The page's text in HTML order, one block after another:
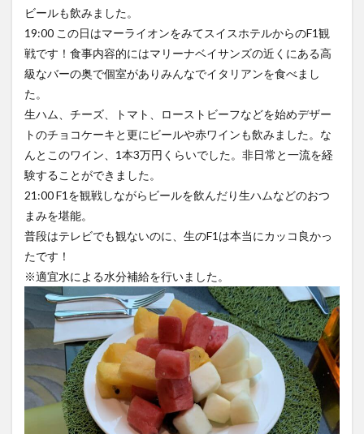
ビールも飲みました。
19:00 この日はマーライオンをみてスイスホテルからのF1観
戦です！食事内容的にはマリーナベイサンズの近くにある高
級なバーの奥で個室がありみんなでイタリアンを食べまし
た。
生ハム、チーズ、トマト、ローストビーフなどを始めデザー
トのチョコケーキと更にビールや赤ワインも飲みました。な
んとこのワイン、1本3万円くらいでした。非日常と一流を経
験することができました。
21:00 F1を観戦しながらビールを飲んだり生ハムなどのおつ
まみを堪能。
普段はテレビでも観ないのに、生のF1は本当にカッコ良かっ
たです！
※適宜水による水分補給を行いました。